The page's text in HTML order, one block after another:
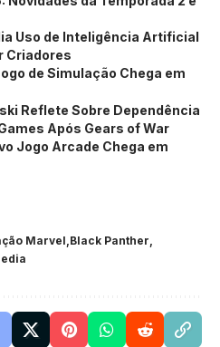
Uso de Inteligência Artificial
Criadores
de Simulação Chega em
Reflete Sobre Dependência
Após Gears of War
Jogo Arcade Chega em
Marvel Black Panther